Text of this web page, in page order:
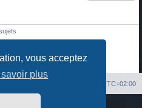
vous acceptez
savoir plus
UTC+02:00
Software © phpBB Limited